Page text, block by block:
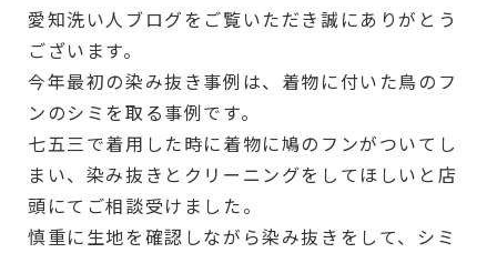
愛知洗い人ブログをご覧いただき誠にありがとう
ございます。
今年最初の染み抜き事例は、着物に付いた鳥のフ
ンのシミを取る事例です。
七五三で着用した時に着物に鳩のフンがついてし
まい、染み抜きとクリーニングをしてほしいと店
頭にてご相談受けました。
慎重に生地を確認しながら染み抜きをして、シミ